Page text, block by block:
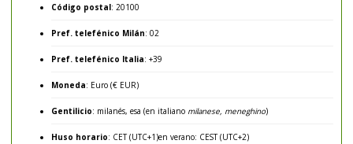
Código postal: 20100
Pref. telefénico Milán: 02
Pref. telefénico Italia: +39
Moneda: Euro (€ EUR)
Gentilicio: milanés, esa (en italiano milanese, meneghino)
Huso horario: CET (UTC+1)en verano: CEST (UTC+2)